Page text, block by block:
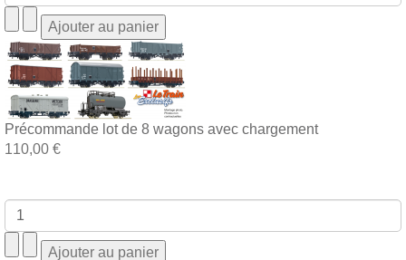
Précommande lot de 8 wagons avec chargement
110,00 €